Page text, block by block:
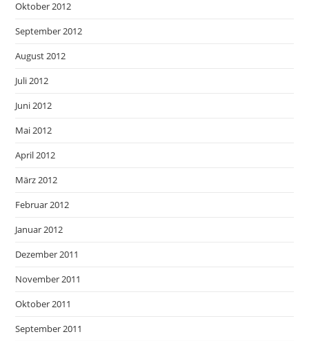
Oktober 2012
September 2012
August 2012
Juli 2012
Juni 2012
Mai 2012
April 2012
März 2012
Februar 2012
Januar 2012
Dezember 2011
November 2011
Oktober 2011
September 2011